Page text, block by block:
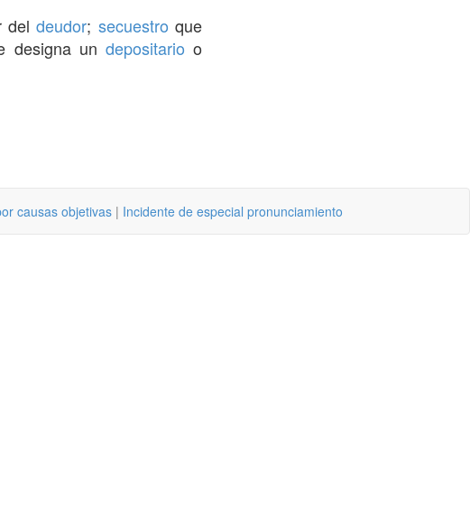
deldeudor; secuestro que
designa un depositario o
causas objetivas | Incidente de especial pronunciamiento